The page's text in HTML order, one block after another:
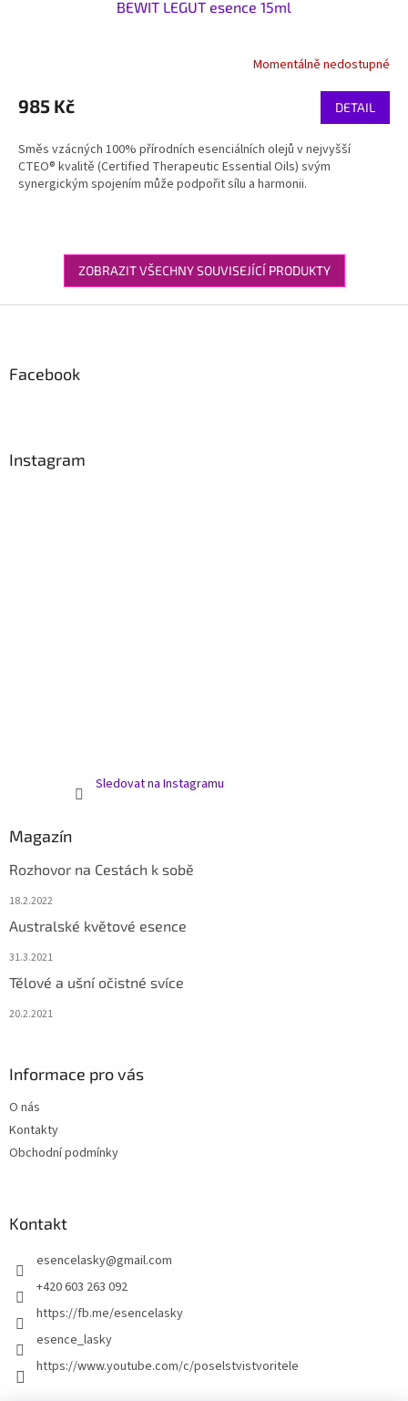
BEWIT LEGUT esence 15ml
Momentálně nedostupné
985 Kč DETAIL
Směs vzácných 100% přírodních esenciálních olejů v nejvyšší
CTEO® kvalitě (Certified Therapeutic Essential Oils) svým
synergickým spojením může podpořit sílu a harmonii.
ZOBRAZIT VŠECHNY SOUVISEJÍCÍ PRODUKTY
Facebook
Instagram
Sledovat na Instagramu
Magazín
Rozhovor na Cestách k sobě
18.2.2022
Australské květové esence
31.3.2021
Tělové a ušní očistné svíce
20.2.2021
Informace pro vás
O nás
Kontakty
Obchodní podmínky
Kontakt
esencelasky@gmail.com
+420 603 263 092
https://fb.me/esencelasky
esence_lasky
https://www.youtube.com/c/poselstvistvoritele